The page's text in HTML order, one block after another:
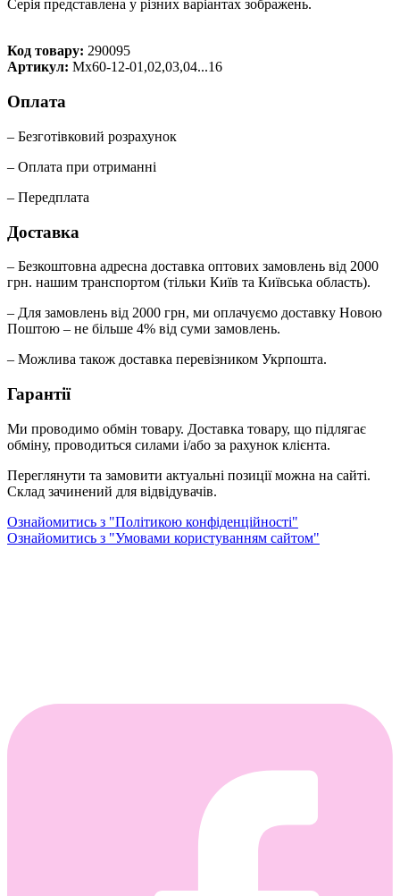
Серія представлена у різних варіантах зображень.
Код товару: 290095
Артикул: Mx60-12-01,02,03,04...16
Оплата
– Безготівковий розрахунок
– Оплата при отриманні
– Передплата
Доставка
– Безкоштовна адресна доставка оптових замовлень від 2000
грн. нашим транспортом (тільки Київ та Київська область).
– Для замовлень від 2000 грн, ми оплачуємо доставку Новою
Поштою – не більше 4% від суми замовлень.
– Можлива також доставка перевізником Укрпошта.
Гарантії
Ми проводимо обмін товару. Доставка товару, що підлягає
обміну, проводиться силами і/або за рахунок клієнта.
Переглянути та замовити актуальні позиції можна на сайті.
Склад зачинений для відвідувачів.
Ознайомитись з "Політикою конфіденційності"
Ознайомитись з "Умовами користуванням сайтом"